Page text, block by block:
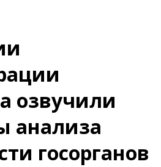
озвучили
анализа
госорганов